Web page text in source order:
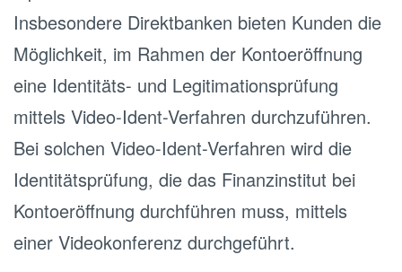
Insbesondere Direktbanken bieten Kunden die
Möglichkeit, im Rahmen der Kontoeröffnung
eine Identitäts- und Legitimationsprüfung
mittels Video-Ident-Verfahren durchzuführen.
Bei solchen Video-Ident-Verfahren wird die
Identitätsprüfung, die das Finanzinstitut bei
Kontoeröffnung durchführen muss, mittels
einer Videokonferenz durchgeführt.